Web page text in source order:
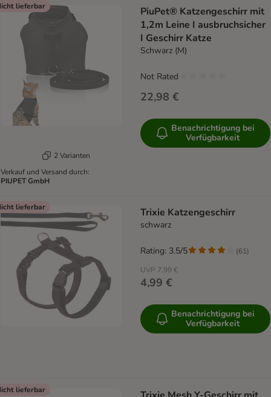
lieferbar
2 Varianten
Verkauf und Versand durch:
PIUPET GmbH
PiuPet® Katzengeschirr mit
1,2m Leine I ausbruchsicher
I Geschirr Katze
Schwarz (M)
22,98 €
Not Rated
Benachrichtigung bei
Verfügbarkeit
lieferbar Trixie Katzengeschirr
schwarz
UVP 7,99 €
4,99 €
Rating: 3.5/5 (61)
Benachrichtigung bei
Verfügbarkeit
lieferbar